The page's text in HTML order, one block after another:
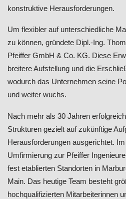
konstruktive Herausforderungen.
Um flexibler auf unterschiedliche
zu können, gründete Dipl.-Ing.
Pfeiffer GmbH & Co. KG. Diese
breitere Aufstellung und die
wodurch das Unternehmen seine
und weiter wuchs.
Nach mehr als 30 Jahren
Strukturen gezielt auf zukünftige
Herausforderungen ausgerichtet.
Umfirmierung zur Pfeiffer
fest etablierten Standorten in
Main. Das heutige Team besteht
hochqualifizierten Mitarbeiterinnen